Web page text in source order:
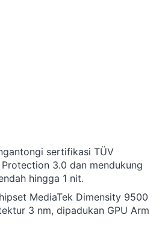
sertifikasi TÜV
3.0 dan mendukung
hingga 1 nit.
MediaTek Dimensity 9500
3 nm, dipadukan GPU Arm